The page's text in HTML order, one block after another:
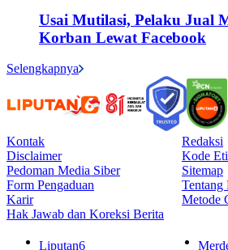
Usai Mutilasi, Pelaku Jual
Korban Lewat Facebook
Selengkapnya
Kontak
Redaksi
Disclaimer
Kode
Pedoman Media Siber
Sitemap
Form Pengaduan
Tentang
Karir
Metode
Hak Jawab dan Koreksi Berita
Liputan6